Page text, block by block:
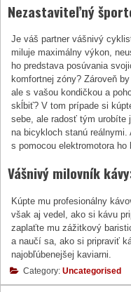
Nezastaviteľný
Je váš partner vášnivý
miluje maximálny výkon,
ho predstava posúvania
komfortnej zóny? Zároveň
ale s vašou kondičkou a
skĺbiť? V tom prípade si
sebe, ale radosť tým urobíte
na bicykloch stanú
s pomocou elektromotora
Vášnivý milovník
Kúpte mu profesionálny
však aj vedel, ako si kávu
zaplaťte mu zážitkový
a naučí sa, ako si pripraviť
najobľúbenejšej kaviarni.
Category: Uncategorised